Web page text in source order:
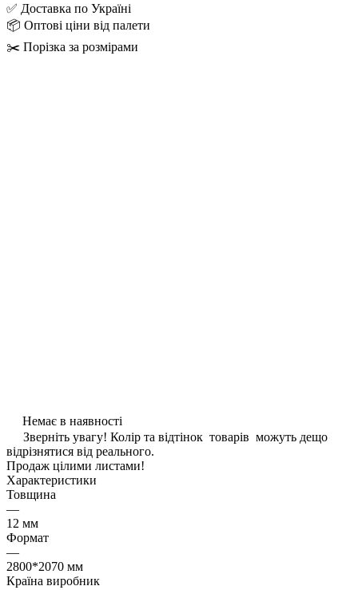
✅ Доставка по Україні
📦 Оптові ціни від палети
✂️ Порізка за розмірами
Немає в наявності
Зверніть увагу! Колір та відтінок товарів можуть дещо
відрізнятися від реального.
Продаж цілими листами!
Характеристики
Товщина
—
12 мм
Формат
—
2800*2070 мм
Країна виробник